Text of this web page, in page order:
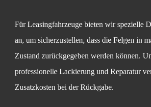
Für Leasingfahrzeuge bieten wir spezielle
an, um sicherzustellen, dass die Felgen in
Zustand zurückgegeben werden können.
professionelle Lackierung und Reparatur
Zusatzkosten bei der Rückgabe.